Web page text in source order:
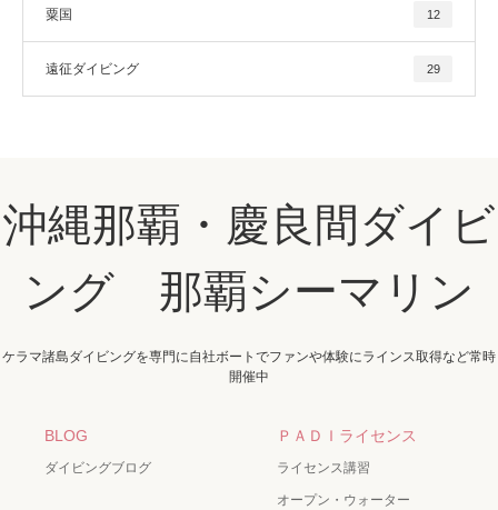
粟国 12
遠征ダイビング 29
沖縄那覇・慶良間ダイビ
ング 那覇シーマリン
ケラマ諸島ダイビングを専門に自社ボートでファンや体験にラインス取得など常時
開催中
BLOG
ダイビングブログ
ＰＡＤＩライセンス
ライセンス講習
オープン・ウォーター